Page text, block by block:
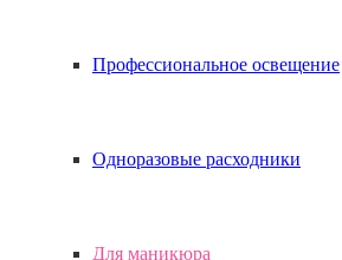
Профессиональное освещение
Одноразовые расходники
Для маникюра